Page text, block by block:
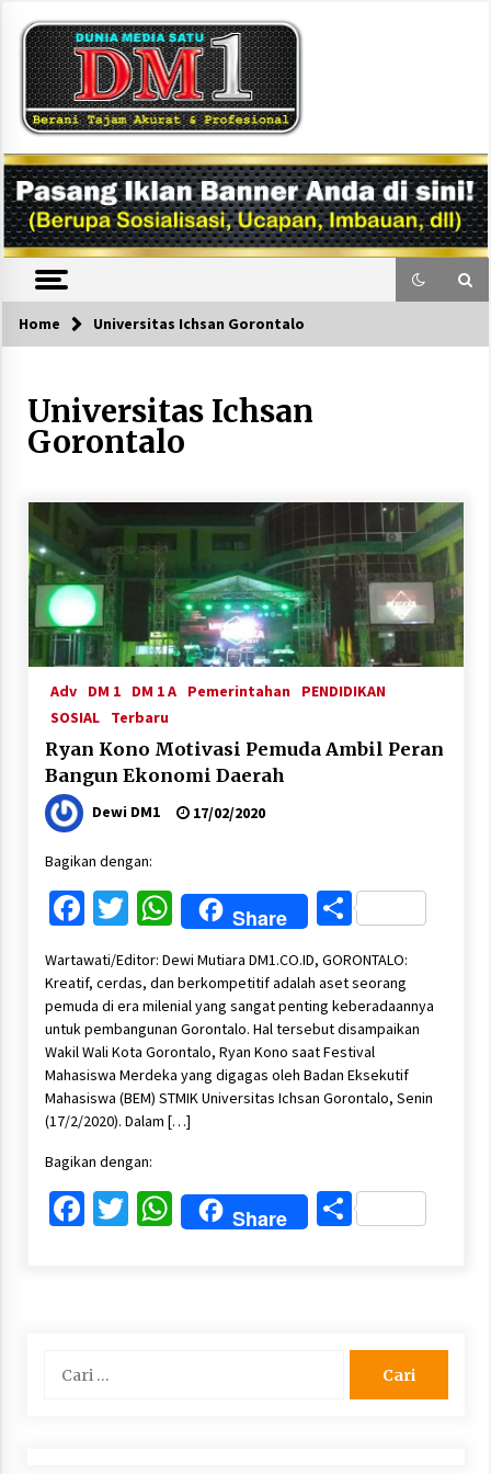
content
DM1
Home Universitas Ichsan Gorontalo
Universitas Ichsan
Gorontalo
Adv DM 1 DM 1 A Pemerintahan
PENDIDIKAN
SOSIAL
Terbaru
Ryan Kono Motivasi Pemuda Ambil Peran
Bangun Ekonomi Daerah
Dewi DM1 17/02/2020
Bagikan dengan:
Facebook
Twitter
WhatsApp
Share Share
Wartawati/Editor: Dewi Mutiara DM1.CO.ID, GORONTALO:
Kreatif, cerdas, dan berkompetitif adalah aset seorang
pemuda di era milenial yang sangat penting keberadaannya
untuk pembangunan Gorontalo. Hal tersebut disampaikan
Wakil Wali Kota Gorontalo, Ryan Kono saat Festival
Mahasiswa Merdeka yang digagas oleh Badan Eksekutif
Mahasiswa (BEM) STMIK Universitas Ichsan Gorontalo, Senin
(17/2/2020). Dalam […]
Bagikan dengan:
Facebook
Twitter
WhatsApp
Share Share
untuk: